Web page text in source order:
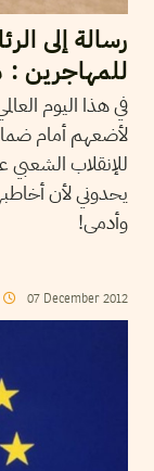
رسالة إلى
للمهاجرين
في هذا اليوم
لأضعهم أمام
للإنقلاب
يحدوني لأن
وأدمى!
07 December 2012